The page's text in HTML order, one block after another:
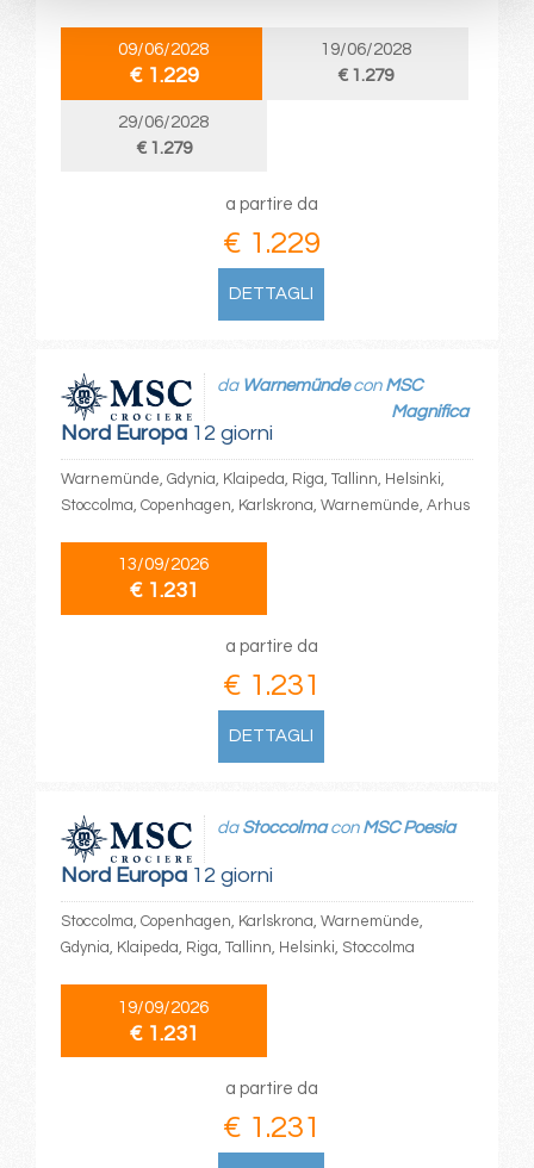
09/06/2028
€ 1.229
19/06/2028
€ 1.279
29/06/2028
€ 1.279
a partire da
€ 1.229
DETTAGLI
Nord Europa12 giorni
da Warnemündecon MSC
Magnifica
Warnemünde, Gdynia, Klaipeda, Riga, Tallinn, Helsinki,
Stoccolma, Copenhagen, Karlskrona, Warnemünde, Arhus
13/09/2026
€ 1.231
a partire da
€ 1.231
DETTAGLI
Nord Europa12 giorni
da Stoccolmacon MSC Poesia
Stoccolma, Copenhagen, Karlskrona, Warnemünde,
Gdynia, Klaipeda, Riga, Tallinn, Helsinki, Stoccolma
19/09/2026
€ 1.231
a partire da
€ 1.231